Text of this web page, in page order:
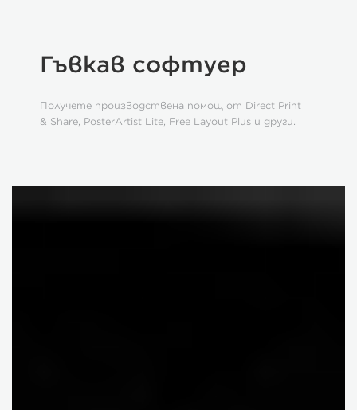
Гъвкав софтуер
Получете производствена помощ от Direct Print
& Share, PosterArtist Lite, Free Layout Plus и други.